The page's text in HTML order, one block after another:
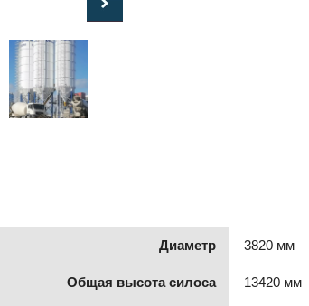
Диаметр 3820 мм
Общая высота силоса 13420 мм